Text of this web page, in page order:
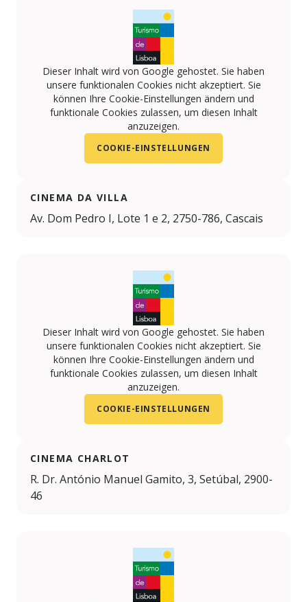
Dieser Inhalt wird von Google gehostet. Sie haben
unsere funktionalen Cookies nicht akzeptiert. Sie
können Ihre Cookie-Einstellungen ändern und
funktionale Cookies zulassen, um diesen Inhalt
anzuzeigen.
COOKIE-EINSTELLUNGEN
CINEMA DA VILLA
Av. Dom Pedro I, Lote 1 e 2, 2750-786, Cascais
Dieser Inhalt wird von Google gehostet. Sie haben
unsere funktionalen Cookies nicht akzeptiert. Sie
können Ihre Cookie-Einstellungen ändern und
funktionale Cookies zulassen, um diesen Inhalt
anzuzeigen.
COOKIE-EINSTELLUNGEN
CINEMA CHARLOT
R. Dr. António Manuel Gamito, 3, Setúbal, 2900-
46